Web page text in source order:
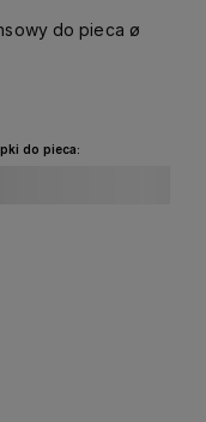
do pieca ø
do pieca: